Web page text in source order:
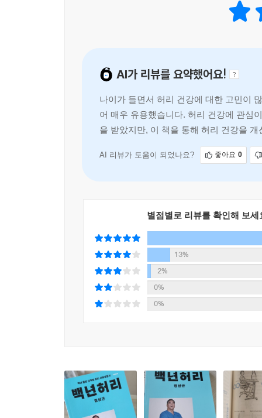
422 허리 디스크 안전하게 보관하는 법: ‘안적천’을
428 허리가 인생(人生)을 만날 때
433 깨알 같은 척추위생으로 일년365일, 하루24시
434 요점정리
12장 깨알 같은 척추위생
440 서서 하는 신전동작
442 엎드려 하는 신전동작
444 척추위생으로 서 있는 자세 - 당당한 가슴법과
446 척추위생에 좋은 기립 자세 - 당당한 가슴법으
447 척추위생으로 걷는 자세 - 당당하고 우아하게
448 의자에 앉아 있는 자세 - 무릎과 골반 그리고
459 용변기 사용
461 기침,재채기
462 양말신기
4장은 디스크성 요통의 양상, 생기는 이유, 후방
협착 자체 때문이 아니라는 사 실, 협착증 치료는
6장은 일생을 괴롭히는 허리 통증의 큰 그림을
변할 것인지 예측할 수 있다. 여 기에 자신의
가능하다. 아무 리 검사를 해도 이상 소견이 발견
부분이다.
상담실’의 대폭 개정이다.
8장에서 12장까지의 ‘2권 내 허리 사용 설명서’ 의
8장은 나쁜 허리 운동이 허리를 더 망친다는 사
중요하다는 사실, 초판에서 강조했던 운동 중 조
현상, 아무는 데 걸리는 시간, 방해 요소, 방해 요
11장은 손상된 디스크를 다시 아물게 하는 유일
AI가 리뷰를 요약했어요!
나이가 들면서 허리 건강에 대한 고민이
어 매우 유용했습니다. 허리 건강에 관심
을 받았지만, 이 책을 통해 허리 건강을
AI 리뷰가 도움이 되었나요? 좋아요 0
별점별로 리뷰를 확인해 보세
13%
2%
0%
0%